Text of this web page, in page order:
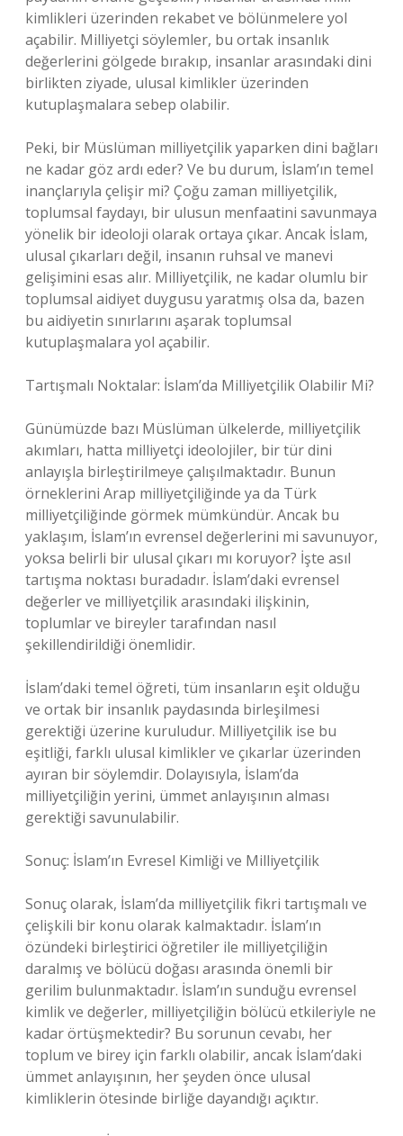
kimlikleri üzerinden rekabet ve bölünmelere yol
açabilir. Milliyetçi söylemler, bu ortak insanlık
değerlerini gölgede bırakıp, insanlar arasındaki dini
birlikten ziyade, ulusal kimlikler üzerinden
kutuplaşmalara sebep olabilir.
Peki, bir Müslüman milliyetçilik yaparken dini bağları
ne kadar göz ardı eder? Ve bu durum, İslam’ın temel
inançlarıyla çelişir mi? Çoğu zaman milliyetçilik,
toplumsal faydayı, bir ulusun menfaatini savunmaya
yönelik bir ideoloji olarak ortaya çıkar. Ancak İslam,
ulusal çıkarları değil, insanın ruhsal ve manevi
gelişimini esas alır. Milliyetçilik, ne kadar olumlu bir
toplumsal aidiyet duygusu yaratmış olsa da, bazen
bu aidiyetin sınırlarını aşarak toplumsal
kutuplaşmalara yol açabilir.
Tartışmalı Noktalar: İslam’da Milliyetçilik Olabilir Mi?
Günümüzde bazı Müslüman ülkelerde, milliyetçilik
akımları, hatta milliyetçi ideolojiler, bir tür dini
anlayışla birleştirilmeye çalışılmaktadır. Bunun
örneklerini Arap milliyetçiliğinde ya da Türk
milliyetçiliğinde görmek mümkündür. Ancak bu
yaklaşım, İslam’ın evrensel değerlerini mi savunuyor,
yoksa belirli bir ulusal çıkarı mı koruyor? İşte asıl
tartışma noktası buradadır. İslam’daki evrensel
değerler ve milliyetçilik arasındaki ilişkinin,
toplumlar ve bireyler tarafından nasıl
şekillendirildiği önemlidir.
İslam’daki temel öğreti, tüm insanların eşit olduğu
ve ortak bir insanlık paydasında birleşilmesi
gerektiği üzerine kuruludur. Milliyetçilik ise bu
eşitliği, farklı ulusal kimlikler ve çıkarlar üzerinden
ayıran bir söylemdir. Dolayısıyla, İslam’da
milliyetçiliğin yerini, ümmet anlayışının alması
gerektiği savunulabilir.
Sonuç: İslam’ın Evresel Kimliği ve Milliyetçilik
Sonuç olarak, İslam’da milliyetçilik fikri tartışmalı ve
çelişkili bir konu olarak kalmaktadır. İslam’ın
özündeki birleştirici öğretiler ile milliyetçiliğin
daralmış ve bölücü doğası arasında önemli bir
gerilim bulunmaktadır. İslam’ın sunduğu evrensel
kimlik ve değerler, milliyetçiliğin bölücü etkileriyle ne
kadar örtüşmektedir? Bu sorunun cevabı, her
toplum ve birey için farklı olabilir, ancak İslam’daki
ümmet anlayışının, her şeyden önce ulusal
kimliklerin ötesinde birliğe dayandığı açıktır.